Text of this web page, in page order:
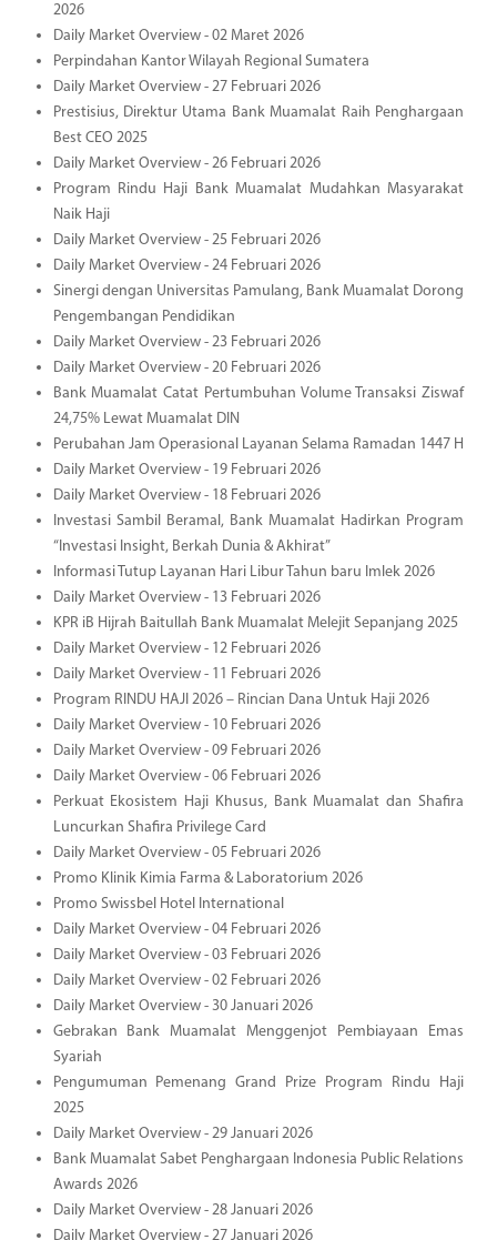
2026
Daily Market Overview - 02 Maret 2026
Perpindahan Kantor Wilayah Regional Sumatera
Daily Market Overview - 27 Februari 2026
Prestisius, Direktur Utama Bank Muamalat Raih Penghargaan
Best CEO 2025
Daily Market Overview - 26 Februari 2026
Program Rindu Haji Bank Muamalat Mudahkan Masyarakat
Naik Haji
Daily Market Overview - 25 Februari 2026
Daily Market Overview - 24 Februari 2026
Sinergi dengan Universitas Pamulang, Bank Muamalat Dorong
Pengembangan Pendidikan
Daily Market Overview - 23 Februari 2026
Daily Market Overview - 20 Februari 2026
Bank Muamalat Catat Pertumbuhan Volume Transaksi Ziswaf
24,75% Lewat Muamalat DIN
Perubahan Jam Operasional Layanan Selama Ramadan 1447 H
Daily Market Overview - 19 Februari 2026
Daily Market Overview - 18 Februari 2026
Investasi Sambil Beramal, Bank Muamalat Hadirkan Program
“Investasi Insight, Berkah Dunia & Akhirat”
Informasi Tutup Layanan Hari Libur Tahun baru Imlek 2026
Daily Market Overview - 13 Februari 2026
KPR iB Hijrah Baitullah Bank Muamalat Melejit Sepanjang 2025
Daily Market Overview - 12 Februari 2026
Daily Market Overview - 11 Februari 2026
Program RINDU HAJI 2026 – Rincian Dana Untuk Haji 2026
Daily Market Overview - 10 Februari 2026
Daily Market Overview - 09 Februari 2026
Daily Market Overview - 06 Februari 2026
Perkuat Ekosistem Haji Khusus, Bank Muamalat dan Shafira
Luncurkan Shafira Privilege Card
Daily Market Overview - 05 Februari 2026
Promo Klinik Kimia Farma & Laboratorium 2026
Promo Swissbel Hotel International
Daily Market Overview - 04 Februari 2026
Daily Market Overview - 03 Februari 2026
Daily Market Overview - 02 Februari 2026
Daily Market Overview - 30 Januari 2026
Gebrakan Bank Muamalat Menggenjot Pembiayaan Emas
Syariah
Pengumuman Pemenang Grand Prize Program Rindu Haji
2025
Daily Market Overview - 29 Januari 2026
Bank Muamalat Sabet Penghargaan Indonesia Public Relations
Awards 2026
Daily Market Overview - 28 Januari 2026
Daily Market Overview - 27 Januari 2026